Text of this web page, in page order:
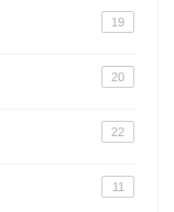
19
20
22
11